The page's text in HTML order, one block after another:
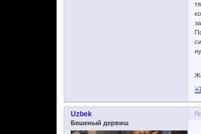
Uzbek
Бешеный дервиш